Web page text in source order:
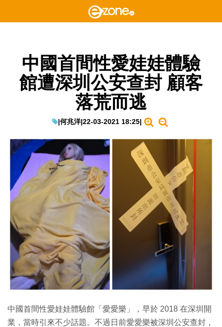
中國首間性愛娃娃體驗
館遭深圳公安查封 顧客
落荒而逃
|何兆洋|22-03-2021 18:25|
中國首間性愛娃娃體驗館「愛愛樂」，早於 2018 在深圳開
業，當時引來不少話題。不過日前愛愛樂被深圳公安查封，